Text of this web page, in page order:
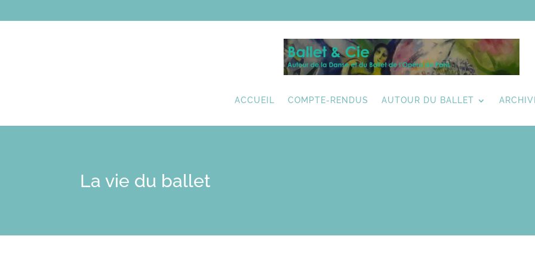
ACCUEIL COMPTE-RENDUS AUTOUR DU BALLET
La vie du ballet